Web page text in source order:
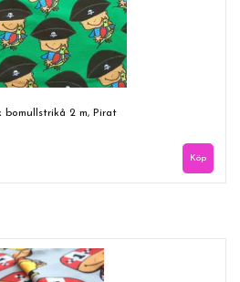
bomullstrikå 2 m, Pirat